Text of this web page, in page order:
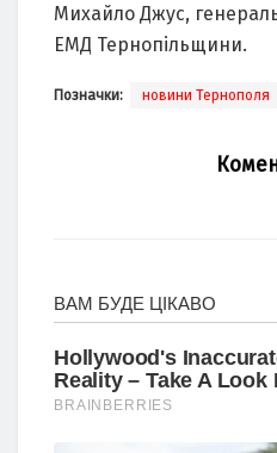
Михайло Джус,
ЕМД Тернопільщини.
Позначки: новини Тернополя